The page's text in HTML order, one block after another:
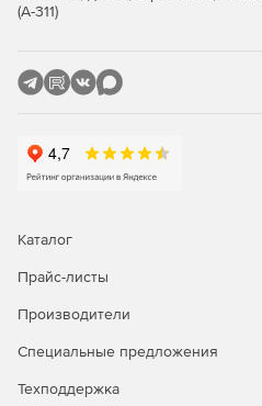
Управление Modern Apps
операционными системами.
Управление
(А-311)
Каталог
Прайс-листы
Производители
Специальные предложения
Техподдержка